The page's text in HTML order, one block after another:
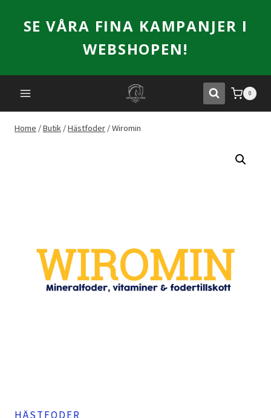
SE VÅRA FINA KAMPANJER I
WEBSHOPEN!
0
Home /Butik /Hästfoder /Wiromin
HÄSTFODER